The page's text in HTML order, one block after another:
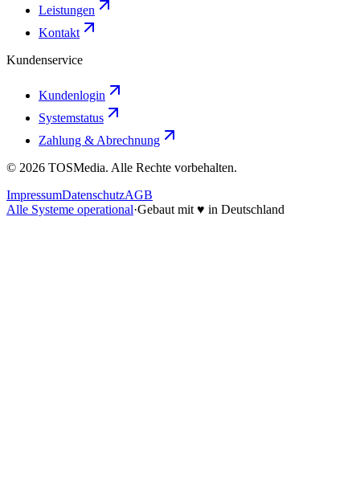
Leistungen
Kontakt
Kundenservice
Kundenlogin
Systemstatus
Zahlung & Abrechnung
© 2026 TOSMedia. Alle Rechte vorbehalten.
ImpressumDatenschutzAGB
Alle Systeme operational·Gebaut mit♥ in Deutschland